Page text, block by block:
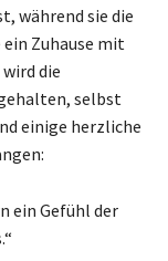
während sie die
Zuhause mit
die
selbst
einige herzliche
ein Gefühl der